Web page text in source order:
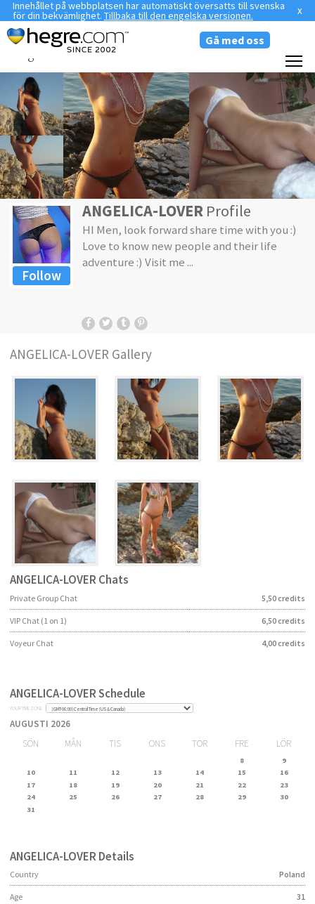
Innehållet på webbplatsen har automatiskt översatts till svenska
för din bekvämlighet. Tillbaka till den engelska versionen. x
VÄXLA TILL MÖRKT LÄGE
LAND:
(förändra)
SPRÅK:
БЪЛГАРСКИ ENGLISH
DANSK
FRANÇAIS
INDONESIA
ITALIANO
LATVIEŠU
LIETUVIŲ
NEDERLANDS
NORSK
ÍSLENSKA
ΕΛΛΗΝΙΚΆ
中文
Gå med oss
livecams
ANGELICA-LOVER Profile
HI Men, look forward share time with you :)
Love to know new people and their life
adventure :) Visit me ...
ANGELICA-LOVER Gallery
ANGELICA-LOVER Chats
Private Group Chat 5,50 credits
VIP Chat (1 on 1) 6,50 credits
Voyeur Chat 4,00 credits
ANGELICA-LOVERSchedule
YOUR TIME ZONE
AUGUSTI 2026
SÖN
MÅN TIS ONS TOR FRE LÖR
8
9
10
11 12 13 14 15
16
17
18 19 20 21 22
23
24
25 26 27 28 29
30
31
ANGELICA-LOVER Details
Country Poland
Age 31